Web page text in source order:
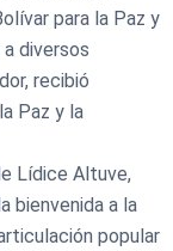
para la Paz y
diversos
recibió
Paz y la
Lídice Altuve,
bienvenida a la
popular